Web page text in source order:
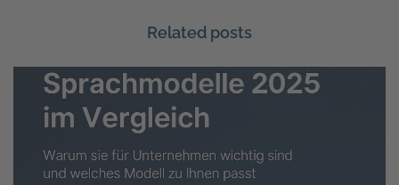
Related posts